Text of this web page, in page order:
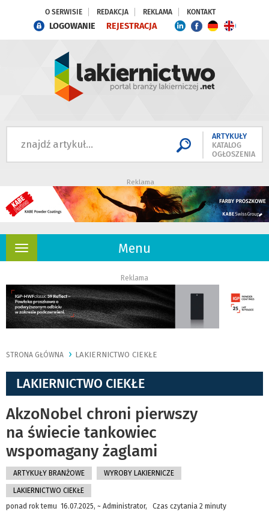
O SERWISIE REDAKCJA REKLAMA KONTAKT
LOGOWANIE REJESTRACJA
ARTYKUŁY
KATALOG
OGŁOSZENIA
Reklama
Menu
Rozwiń
Reklama
STRONA GŁÓWNA LAKIERNICTWO CIEKŁE
LAKIERNICTWO CIEKŁE
AkzoNobel chroni pierwszy
na świecie tankowiec
wspomagany żaglami
ARTYKUŁY BRANŻOWE WYROBY LAKIERNICZE
LAKIERNICTWO CIEKŁE
ponad rok temu 16.07.2025, ~ Administrator, Czas czytania 2 minuty